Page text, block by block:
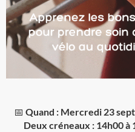
📅 Quand : Mercredi 23
Deux créneaux : 14h00 à